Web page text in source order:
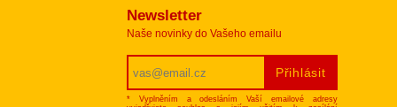
Newsletter
Naše novinky do Vašeho emailu
* Vyplněním a odesláním Vaší emailové adresy